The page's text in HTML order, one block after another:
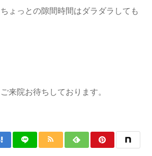
ょっとの隙間時間はダラダラしても
来院お待ちしております。